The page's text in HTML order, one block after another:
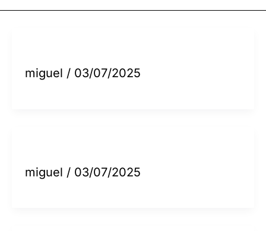
miguel / 03/07/2025
miguel / 03/07/2025